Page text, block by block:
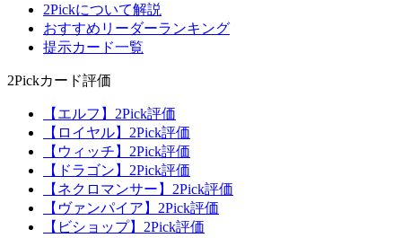
2Pickについて解説
おすすめリーダーランキング
提示カード一覧
2Pickカード評価
【エルフ】2Pick評価
【ロイヤル】2Pick評価
【ウィッチ】2Pick評価
【ドラゴン】2Pick評価
【ネクロマンサー】2Pick評価
【ヴァンパイア】2Pick評価
【ビショップ】2Pick評価